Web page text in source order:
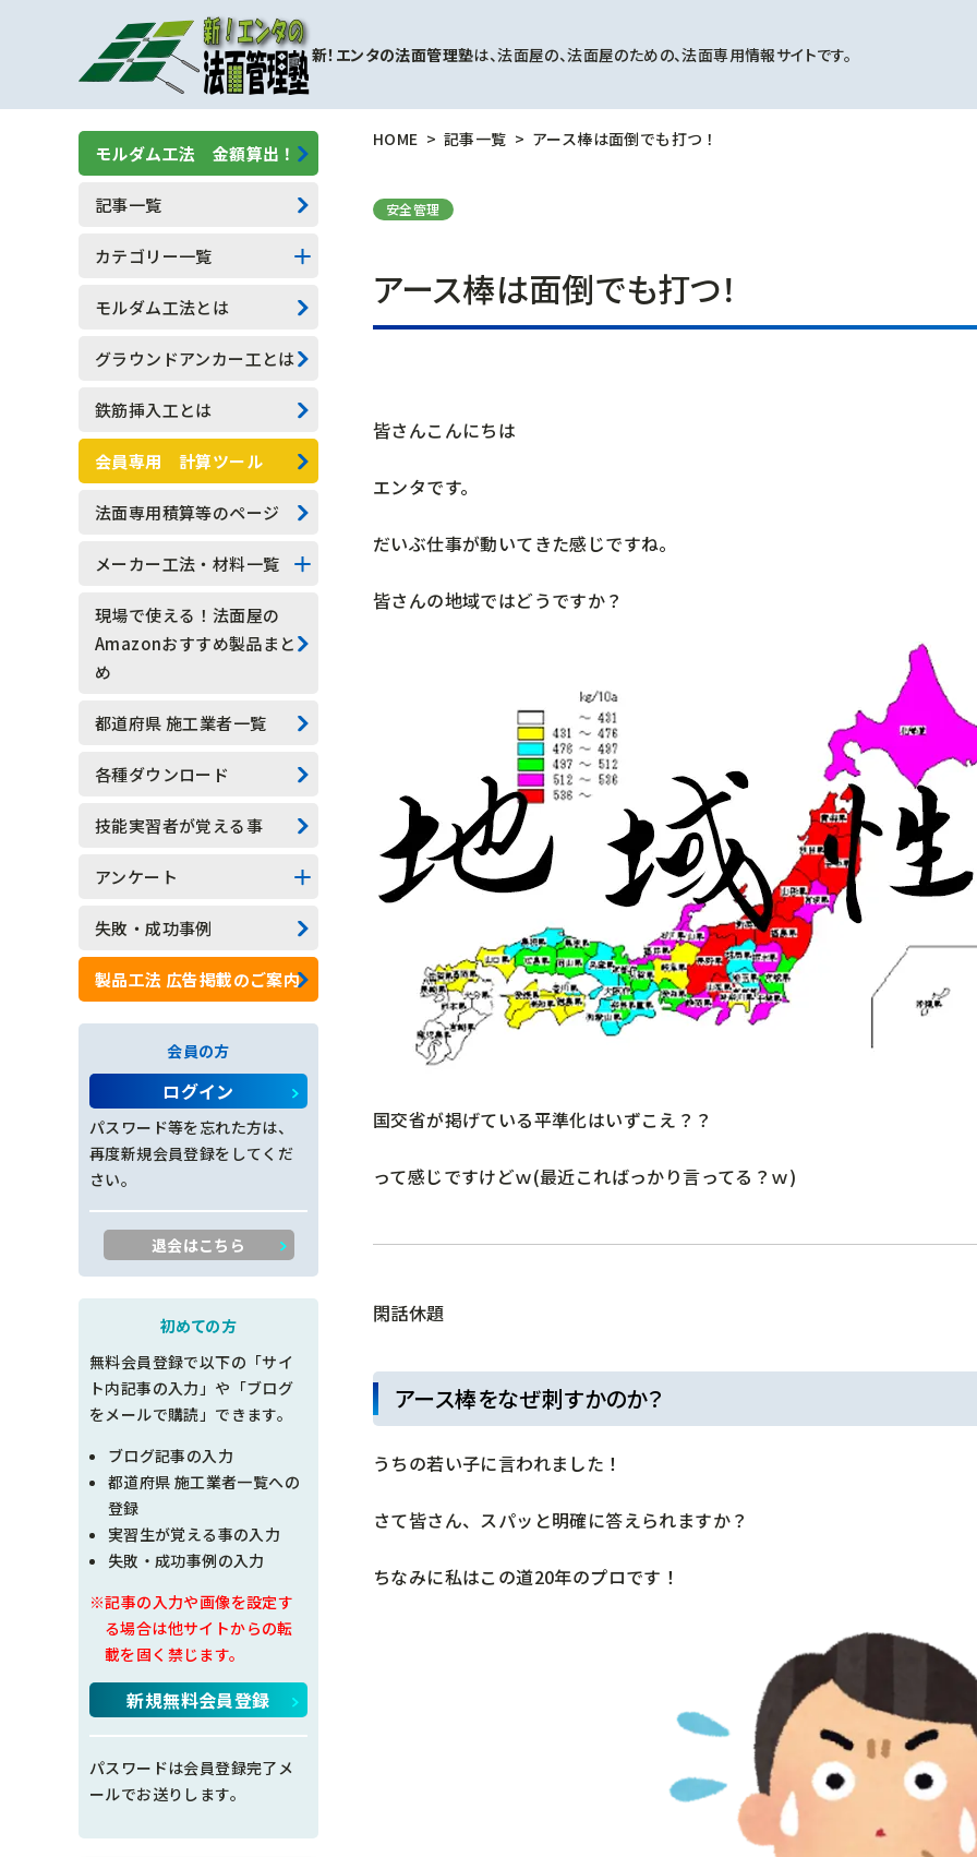
新！エンタの法面管理塾は、法面屋の、法面屋のための、法面専用情報サイトです。
HOME 記事一覧 アース棒は面倒でも打つ！
安全管理
アース棒は面倒でも打つ！
皆さんこんにちは
エンタです。
だいぶ仕事が動いてきた感じですね。
皆さんの地域ではどうですか？
国交省が掲げている平準化はいずこえ？？
って感じですけどｗ(最近こればっかり言ってる？ｗ)
閑話休題
アース棒をなぜ刺すかのか？
うちの若い子に言われました！
さて皆さん、スパッと明確に答えられますか？
ちなみに私はこの道20年のプロです！
モルダム工法 金額算出！
記事一覧
カテゴリー一覧
擁壁補強工事
モルダム工
一般人向け(他業種)
専門用語
技能実習生
水抜きロックボルト
水抜きボーリング
現場吹付法枠工
モルタル吹付工
植生基材吹付工
グラウンドアンカー工
ロックボルト工
足場工
ロックネット工
法面工全般
施工管理
創意工夫
品質管理
出来形管理
工程管理
土木設計
現場問題点
その他
モルダム工法とは
グラウンドアンカー工とは
鉄筋挿入工とは
会員専用 計算ツール
法面専用積算等のページ
メーカー工法・材料一覧
法面系
測定器具系
アンカー系
その他
現場で使える！法面屋の
Amazonおすすめ製品まと
め
都道府県 施工業者一覧
各種ダウンロード
技能実習者が覚える事
アンケート
アンケート結果一覧
失敗・成功事例
製品工法 広告掲載のご案内
会員の方
ログイン
パスワード等を忘れた方は、
再度新規会員登録をしてくだ
さい。
退会はこちら
初めての方
無料会員登録で以下の「サイ
ト内記事の入力」や「ブログ
をメールで購読」できます。
ブログ記事の入力
都道府県 施工業者一覧への
登録
実習生が覚える事の入力
失敗・成功事例の入力
※記事の入力や画像を設定す
る場合は他サイトからの転
載を固く禁じます。
新規無料会員登録
パスワードは会員登録完了メ
ールでお送りします。